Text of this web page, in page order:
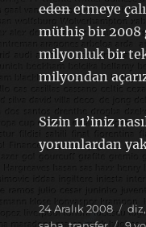
edenetmeye
müthiş bir 2008
milyonluk bir
milyondan
Sizin 11’iniz
yorumlardan
Yayın
24 Aralık 2008 diz,